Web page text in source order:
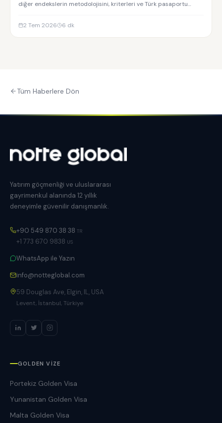
diğer endekslerin metodolojisini, kriterleri ve Türk pasaportu
2 Tem 2026
6 dk
Tüm Haberlere Dön
Yatırım göçmenliği ve uluslararası
gayrimenkul alanında 12 yıllık
deneyimle güvenilir danışmanlık.
+90 549 870 38 38 TR
+1 773 670 9838 US
WhatsApp ile Yazın
info@notteglobal.com
59 Douglas Ave, Elgin, IL, USA
Levent, İstanbul, Türkiye
GOLDEN VIZE
Portekiz Golden Visa
Yunanistan Golden Visa
Malta Golden Visa